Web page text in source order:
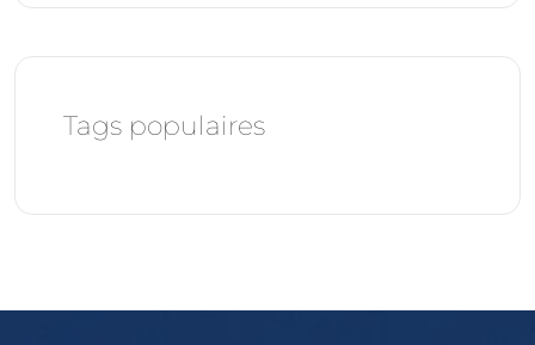
Tags populaires